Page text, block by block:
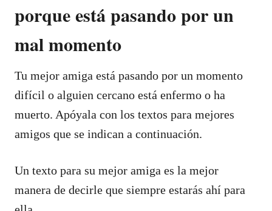
porque está pasando por un
mal momento
Tu mejor amiga está pasando por un momento
difícil o alguien cercano está enfermo o ha
muerto. Apóyala con los textos para mejores
amigos que se indican a continuación.
Un texto para su mejor amiga es la mejor
manera de decirle que siempre estarás ahí para